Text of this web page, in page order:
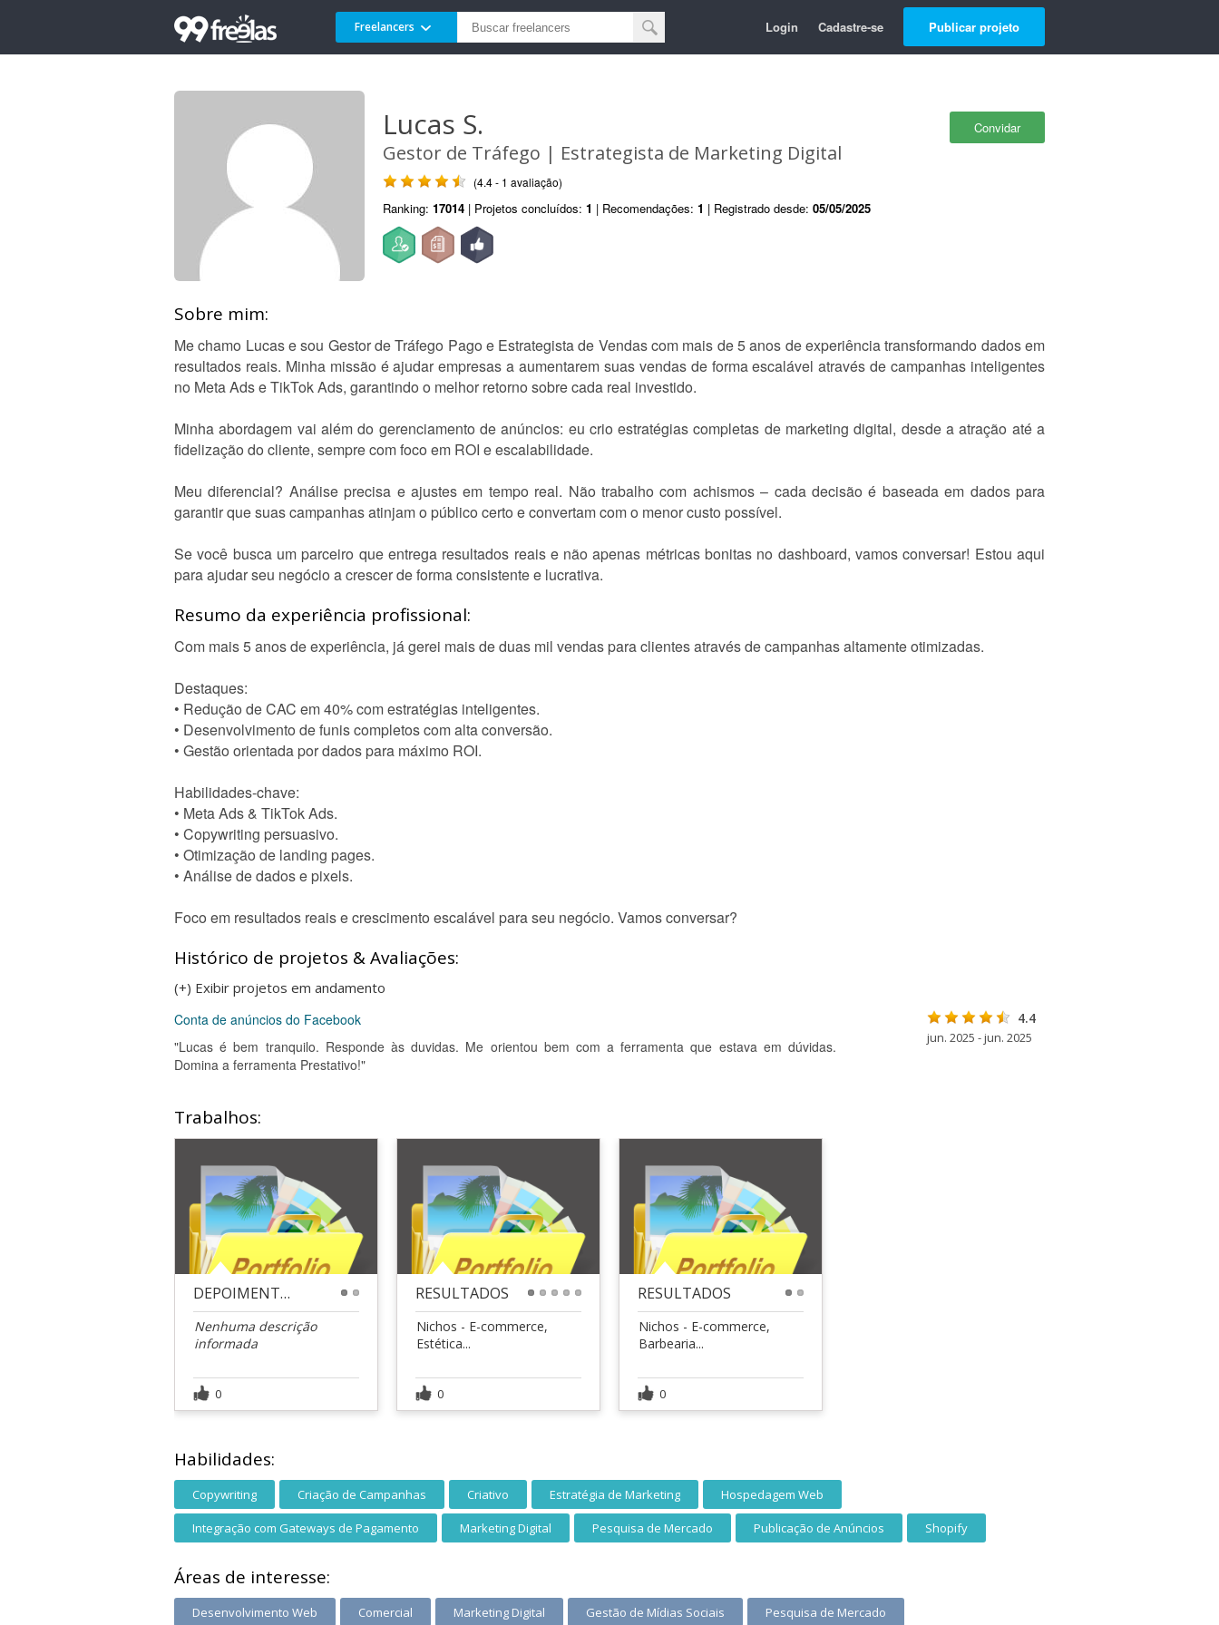
Freelancers Login Cadastre-se Publicar projeto
Convidar
Lucas S.
Gestor de Tráfego | Estrategista de Marketing Digital
(4.4 - 1 avaliação)
Ranking: 17014 | Projetos concluídos: 1 | Recomendações: 1 | Registrado desde: 05/05/2025
Sobre mim:
Me chamo Lucas e sou Gestor de Tráfego Pago e Estrategista de Vendas com mais de 5 anos de experiência transformando dados em
resultados reais. Minha missão é ajudar empresas a aumentarem suas vendas de forma escalável através de campanhas inteligentes
no Meta Ads e TikTok Ads, garantindo o melhor retorno sobre cada real investido.
Minha abordagem vai além do gerenciamento de anúncios: eu crio estratégias completas de marketing digital, desde a atração até a
fidelização do cliente, sempre com foco em ROI e escalabilidade.
Meu diferencial? Análise precisa e ajustes em tempo real. Não trabalho com achismos – cada decisão é baseada em dados para
garantir que suas campanhas atinjam o público certo e convertam com o menor custo possível.
Se você busca um parceiro que entrega resultados reais e não apenas métricas bonitas no dashboard, vamos conversar! Estou aqui
para ajudar seu negócio a crescer de forma consistente e lucrativa.
Resumo da experiência profissional:
Com mais 5 anos de experiência, já gerei mais de duas mil vendas para clientes através de campanhas altamente otimizadas.
Destaques:
• Redução de CAC em 40% com estratégias inteligentes.
• Desenvolvimento de funis completos com alta conversão.
• Gestão orientada por dados para máximo ROI.
Habilidades-chave:
• Meta Ads & TikTok Ads.
• Copywriting persuasivo.
• Otimização de landing pages.
• Análise de dados e pixels.
Foco em resultados reais e crescimento escalável para seu negócio. Vamos conversar?
Histórico de projetos & Avaliações:
(+) Exibir projetos em andamento
Conta de anúncios do Facebook
"Lucas é bem tranquilo. Responde às duvidas. Me orientou bem com a ferramenta que estava em dúvidas.
Domina a ferramenta Prestativo!"
4.4
jun. 2025 - jun. 2025
Trabalhos:
DEPOIMENTOS
Nenhuma descrição
informada
0
RESULTADOS
Nichos - E-commerce,
Estética...
0
RESULTADOS
Nichos - E-commerce,
Barbearia...
0
Habilidades:
Copywriting Criação de Campanhas Criativo Estratégia de Marketing Hospedagem Web
Integração com Gateways de Pagamento Marketing Digital Pesquisa de Mercado Publicação de Anúncios Shopify
Áreas de interesse:
Desenvolvimento Web Comercial Marketing Digital Gestão de Mídias Sociais Pesquisa de Mercado